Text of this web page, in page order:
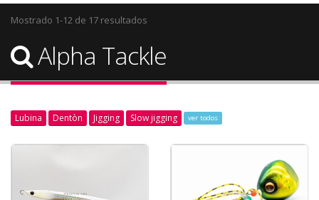
Mostrado 1-12 de 17 resultados
Alpha Tackle
Lubina Dentòn Jigging Slow jigging ver todos